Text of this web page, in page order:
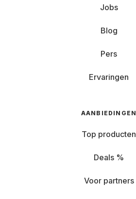
Jobs
Blog
Pers
Ervaringen
AANBIEDINGEN
Top producten
Deals %
Voor partners